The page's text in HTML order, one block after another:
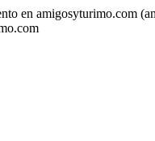
en amigosyturimo.com